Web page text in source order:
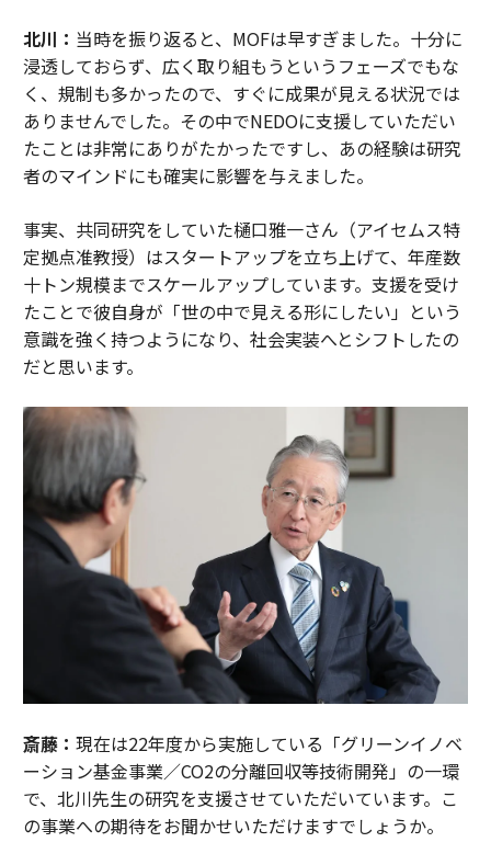
北川： 当時を振り返ると、MOFは早すぎました。十分に
浸透しておらず、広く取り組もうというフェーズでもな
く、規制も多かったので、すぐに成果が見える状況では
ありませんでした。その中でNEDOに支援していただい
たことは非常にありがたかったですし、あの経験は研究
者のマインドにも確実に影響を与えました。
事実、共同研究をしていた樋口雅一さん（アイセムス特
定拠点准教授）はスタートアップを立ち上げて、年産数
十トン規模までスケールアップしています。支援を受け
たことで彼自身が「世の中で見える形にしたい」という
意識を強く持つようになり、社会実装へとシフトしたの
だと思います。
斎藤： 現在は22年度から実施している「グリーンイノベ
ーション基金事業／CO2の分離回収等技術開発」の一環
で、北川先生の研究を支援させていただいています。こ
の事業への期待をお聞かせいただけますでしょうか。